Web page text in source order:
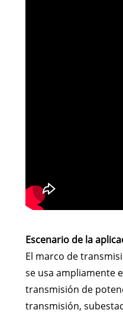
Escenario de la
El marco de
se usa ampliamente
transmisión de
transmisión,